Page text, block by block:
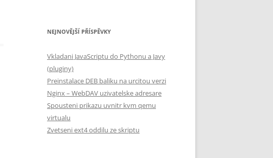
NEJNOVĚJŠÍ PŘÍSPĚVKY
Vkladani JavaScriptu do Pythonu a Javy
(pluginy)
Preinstalace DEB baliku na urcitou verzi
Nginx – WebDAV uzivatelske adresare
Spousteni prikazu uvnitr kvm qemu
virtualu
Zvetseni ext4 oddilu ze skriptu